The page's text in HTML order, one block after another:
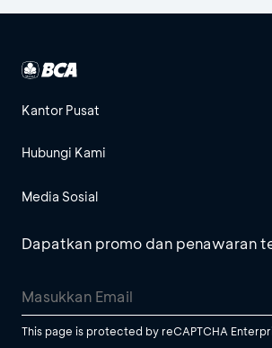
Kantor Pusat
Hubungi Kami
Media Sosial
Dapatkan promo dan penawaran
This page is protected by reCAPTCHA